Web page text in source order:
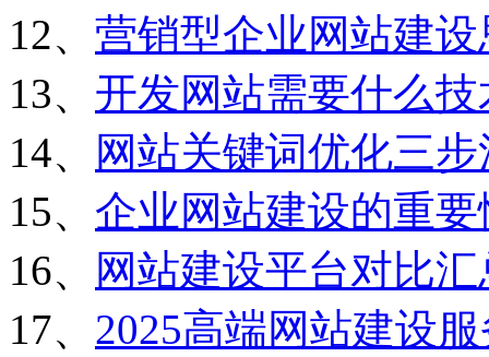
12、 营销型企业网站建设
13、 开发网站需要什么技
14、
网站关键词优化三步
15、 企业网站建设的重要
16、
网站建设平台对比汇
17、 2025高端网站建设